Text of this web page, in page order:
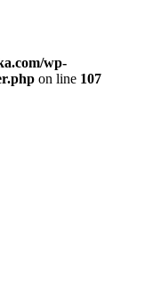
wp-
on line 107